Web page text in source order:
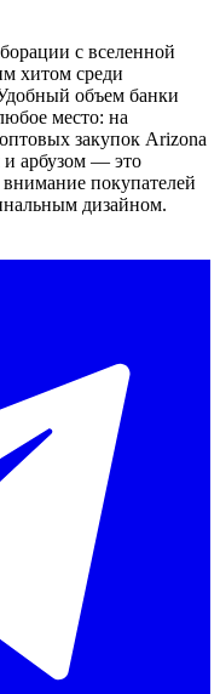
с вселенной
хитом среди
объем банки
место: на
закупок Arizona
арбузом — это
покупателей
дизайном.